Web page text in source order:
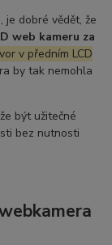
je dobré vědět, že
web kameru za
v předním LCD
by tak nemohla
být užitečné
bez nutnosti